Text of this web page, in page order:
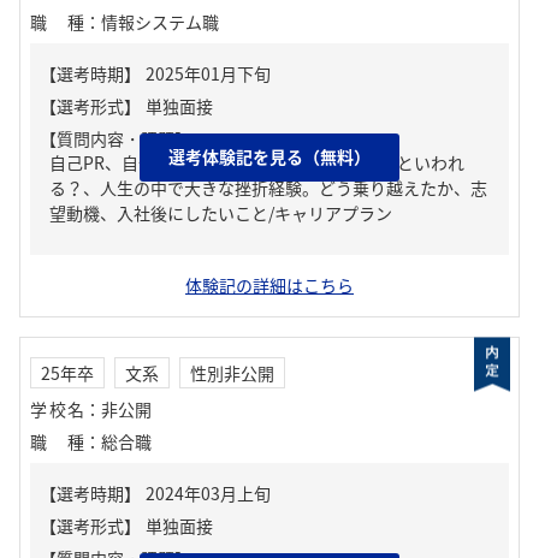
職種 ： 情報システム職
【質問内容・課題】
自己PR、自分の強み/弱み、周りからどんな人といわれ
る？、人生の中で大きな挫折経験。どう乗り越えたか、志
望動機、入社後にしたいこと/キャリアプラン
選考体験記を見る（無料）
体験記の詳細はこちら
25年卒 文系
性別非公開
学校名 ： 非公開
職種 ： 総合職